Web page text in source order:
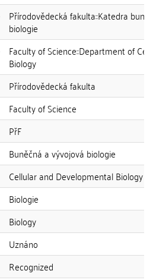
Přírodovědecká fakulta::Katedra
biologie
Faculty of Science::Department of Cell
Biology
Přírodovědecká fakulta
Faculty of Science
PřF
Buněčná a vývojová biologie
Cellular and Developmental Biology
Biologie
Biology
Uznáno
Recognized